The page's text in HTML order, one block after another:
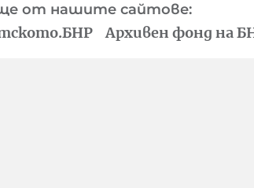
от нашите сайтове:
Архивен фонд на